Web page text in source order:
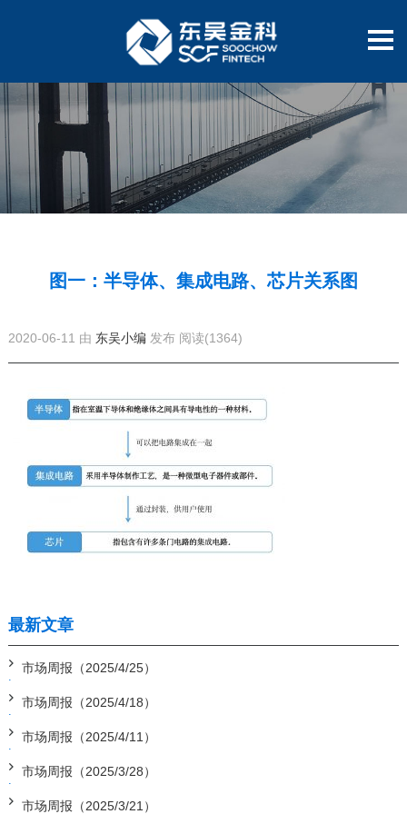
图一：半导体、集成电路、芯片关系图
2020-06-11 由 东吴小编 发布 阅读(1364)
最新文章
市场周报（2025/4/25）
市场周报（2025/4/18）
市场周报（2025/4/11）
市场周报（2025/3/28）
市场周报（2025/3/21）